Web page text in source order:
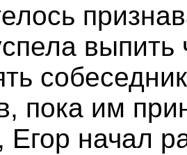
пока им
Егор начал